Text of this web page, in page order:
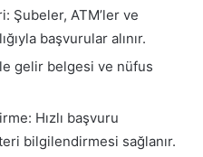
Şubeler, ATM’ler ve
başvurular alınır.
gelir belgesi ve nüfus
Hızlı başvuru
bilgilendirmesi sağlanır.